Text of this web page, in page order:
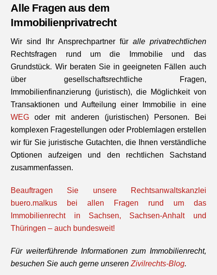
Alle Fragen aus dem
Immobilienprivatrecht
Wir sind Ihr Ansprechpartner für alle privatrechtlichen
Rechtsfragen rund um die Immobilie und das
Grundstück. Wir beraten Sie in geeigneten Fällen auch
über gesellschaftsrechtliche Fragen,
Immobilienfinanzierung (juristisch), die Möglichkeit von
Transaktionen und Aufteilung einer Immobilie in eine
WEG oder mit anderen (juristischen) Personen. Bei
komplexen Fragestellungen oder Problemlagen erstellen
wir für Sie juristische Gutachten, die Ihnen verständliche
Optionen aufzeigen und den rechtlichen Sachstand
zusammenfassen.
Beauftragen Sie unsere Rechtsanwaltskanzlei
buero.malkus bei allen Fragen rund um das
Immobilienrecht in Sachsen, Sachsen-Anhalt und
Thüringen – auch bundesweit!
Für weiterführende Informationen zum Immobilienrecht,
besuchen Sie auch gerne unseren Zivilrechts-Blog.